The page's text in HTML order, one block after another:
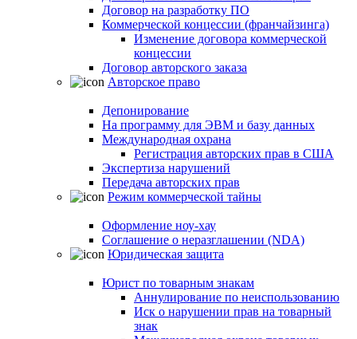
Договор на разработку ПО
Коммерческой концессии (франчайзинга)
Изменение договора коммерческой
концессии
Договор авторского заказа
Авторское право
Депонирование
На программу для ЭВМ и базу данных
Международная охрана
Регистрация авторских прав в США
Экспертиза нарушений
Передача авторских прав
Режим коммерческой тайны
Оформление ноу-хау
Соглашение о неразглашении (NDA)
Юридическая защита
Юрист по товарным знакам
Аннулирование по неиспользованию
Иск о нарушении прав на товарный
знак